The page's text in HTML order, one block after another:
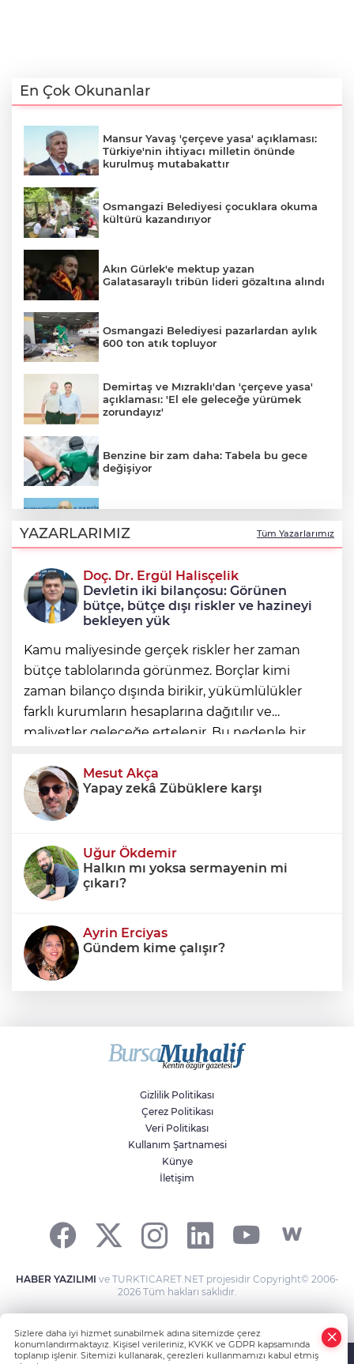
En Çok Okunanlar
Mansur Yavaş 'çerçeve yasa' açıklaması:
Türkiye'nin ihtiyacı milletin önünde
kurulmuş mutabakattır
Osmangazi Belediyesi çocuklara okuma
kültürü kazandırıyor
Akın Gürlek'e mektup yazan
Galatasaraylı tribün lideri gözaltına alındı
Osmangazi Belediyesi pazarlardan aylık
600 ton atık topluyor
Demirtaş ve Mızraklı'dan 'çerçeve yasa'
açıklaması: 'El ele geleceğe yürümek
zorundayız'
Benzine bir zam daha: Tabela bu gece
değişiyor
vereceğiz
Nilüfer Belediyesi’nden mahallelerde
yerinde inceleme
YAZARLARIMIZ Tüm Yazarlarımız
Doç. Dr. Ergül Halisçelik
Devletin iki bilançosu: Görünen
bütçe, bütçe dışı riskler ve hazineyi
bekleyen yük
Kamu maliyesinde gerçek riskler her zaman
bütçe tablolarında görünmez. Borçlar kimi
zaman bilanço dışında birikir, yükümlülükler
farklı kurumların hesaplarına dağıtılır ve
maliyetler geleceğe ertelenir. Bu nedenle bir
yalnızca bütçe açığına veya resmi borç stok
Mesut Akça
Yapay zekâ Zübüklere karşı
Uğur Ökdemir
Halkın mı yoksa sermayenin mi
çıkarı?
Ayrin Erciyas
Gündem kime çalışır?
Savaşların gölgesinde engellilik,
doğa ve kaybedilen gelecek
Gizlilik Politikası
Çerez Politikası
Veri Politikası
Kullanım Şartnamesi
Künye
İletişim
HABER YAZILIMI ve TURKTICARET.NET projesidir Copyright© 2006-
2026 Tüm hakları saklıdır.
Sizlere daha iyi hizmet sunabilmek adına sitemizde çerez
konumlandırmaktayız. Kişisel verileriniz, KVKK ve GDPR kapsamında
toplanıp işlenir. Sitemizi kullanarak, çerezleri kullanmamızı kabul etmiş